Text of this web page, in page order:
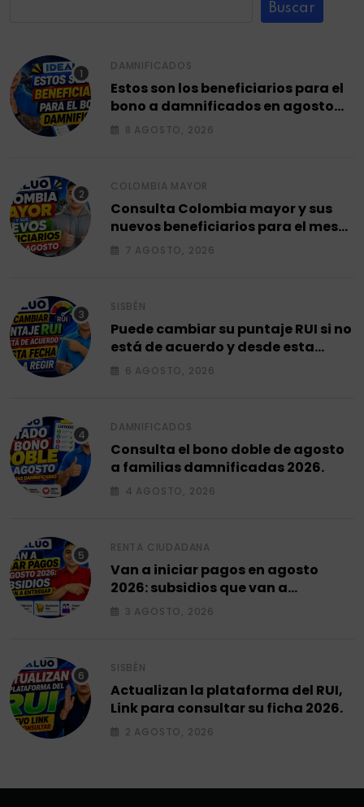
Buscar
DAMNIFICADOS
Estos son los beneficiarios para el
bono a damnificados en agosto
2026.
8 AGOSTO, 2026
COLOMBIA MAYOR
Consulta Colombia mayor y sus
nuevos beneficiarios para el mes
de agosto 2026.
7 AGOSTO, 2026
SISBÉN
Puede cambiar su puntaje RUI si no
está de acuerdo y desde esta
fecha empieza a regir en el 2026.
6 AGOSTO, 2026
DAMNIFICADOS
Consulta el bono doble de agosto
a familias damnificadas 2026.
4 AGOSTO, 2026
RENTA CIUDADANA
Van a iniciar pagos en agosto
2026: subsidios que van a
entregar.
3 AGOSTO, 2026
SISBÉN
Actualizan la plataforma del RUI,
Link para consultar su ficha 2026.
2 AGOSTO, 2026